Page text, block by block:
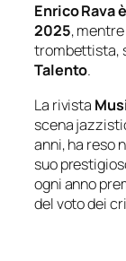
Enrico Rava
2025, mentre
trombettista,
Talento.
La rivista
scena
anni, ha reso
suo
ogni anno
del voto dei